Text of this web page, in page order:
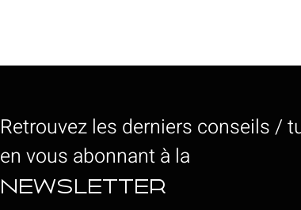
Retrouvez les derniers conseils /
en vous abonnant à la
newsletter